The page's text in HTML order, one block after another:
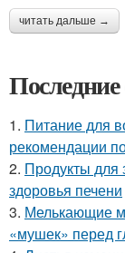
читать дальше →
Последние
1. Питание для
рекомендации
2. Продукты для
здоровья печени
3. Мелькающие
«мушек» перед